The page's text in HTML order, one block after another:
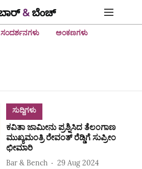
ಸಂದರ್ಶನಗಳು ಅಂಕಣಗಳು
ಸುದ್ದಿಗಳು
ಕವಿತಾ ಜಾಮೀನು ಪ್ರಶ್ನಿಸಿದ ತೆಲಂಗಾಣ
ಮುಖ್ಯಮಂತ್ರಿ ರೇವಂತ್ ರೆಡ್ಡಿಗೆ ಸುಪ್ರೀಂ
ಛೀಮಾರಿ
Bar & Bench
29 Aug 2024